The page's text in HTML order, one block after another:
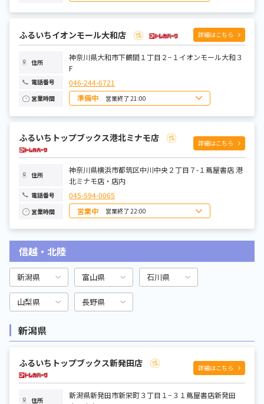
日曜日 10:00~21:00
月曜日
水曜日 10:00~21:00
木曜日 10:00~21:00
金曜日
土曜日 10:00~21:00
ふるいちイオンモール大和店 詳細はこちら
住所
神奈川県大和市下鶴間１丁目２−１イオンモール大和３
F
電話番号 046-244-6721
営業時間 準備中 営業終了 21:00
日曜日 10:00~21:00
月曜日
水曜日 10:00~21:00
木曜日 10:00~21:00
土曜日 10:00~21:00
ふるいちトップブックス港北ミナモ店 詳細はこちら
住所
神奈川県横浜市都筑区中川中央２丁目７-１蔦屋書店 港
北ミナモ店・店内
電話番号 045-594-0065
営業時間 営業中 営業終了 22:00
日曜日 9:00～22:00
火曜日 9:00～22:00
金曜日 9:00～22:00
土曜日 9:00～22:00
信越・北陸
新潟県 富山県 石川県
山梨県 長野県
新潟県
ふるいちトップブックス新発田店 詳細はこちら
住所
新潟県新発田市新栄町３丁目１−３１蔦屋書店新発田